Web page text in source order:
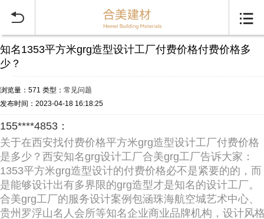
 
知名1353平方米grg造型设计工厂付费价格付费价格多
少？
浏览量：571 类型： 常见问题
发布时间：2023-04-18 16:18:25
155****4853：
关于在西安找付费价格平方米grg造型设计工厂付费价格
是多少？西安知名grg设计工厂合美grg工厂告诉大家：
1353平方米grg造型设计的付费价格必不是紧要的的，而
是能够设计出有多界限的grg造型才是知名的设计工厂。
合美grg工厂的服务设计案例包涵珠海航空城艺术中心、
贵州罗浮山名人会所等知名企业商业品牌机构，设计风